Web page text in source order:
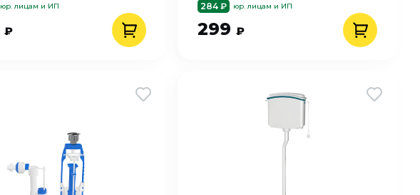
юр. лицам и ИП
₽
284 ₽ юр. лицам и ИП
299 ₽